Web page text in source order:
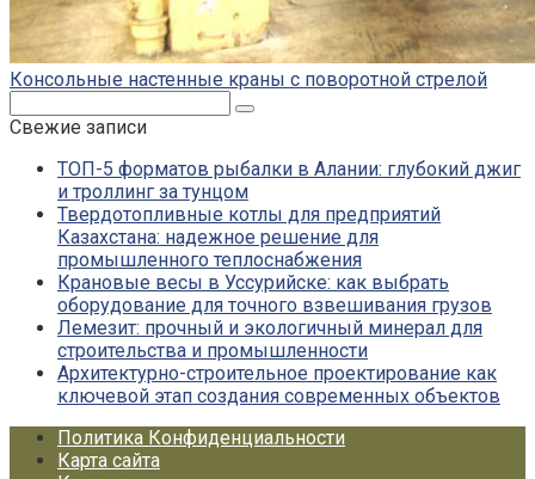
Консольные настенные краны с поворотной стрелой
Свежие записи
ТОП-5 форматов рыбалки в Алании: глубокий джиг
и троллинг за тунцом
Твердотопливные котлы для предприятий
Казахстана: надежное решение для
промышленного теплоснабжения
Крановые весы в Уссурийске: как выбрать
оборудование для точного взвешивания грузов
Лемезит: прочный и экологичный минерал для
строительства и промышленности
Архитектурно-строительное проектирование как
ключевой этап создания современных объектов
Политика Конфиденциальности
Карта сайта